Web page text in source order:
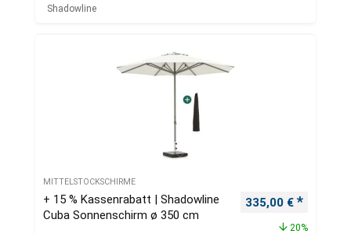
Shadowline
MITTELSTOCKSCHIRME
+ 15 % Kassenrabatt | Shadowline
Cuba Sonnenschirm ø 350 cm
Ursprünglicher
335,00 €
20%